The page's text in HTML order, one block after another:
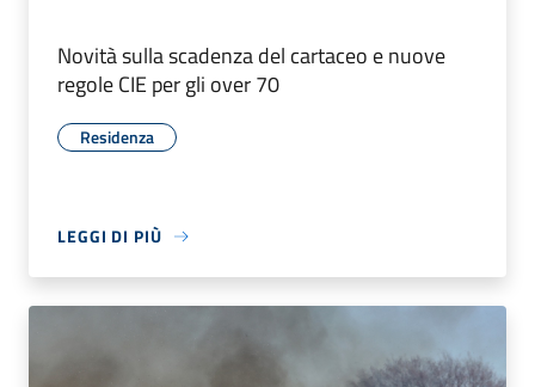
Novità sulla scadenza del cartaceo e nuove
regole CIE per gli over 70
Residenza
LEGGI DI PIÙ